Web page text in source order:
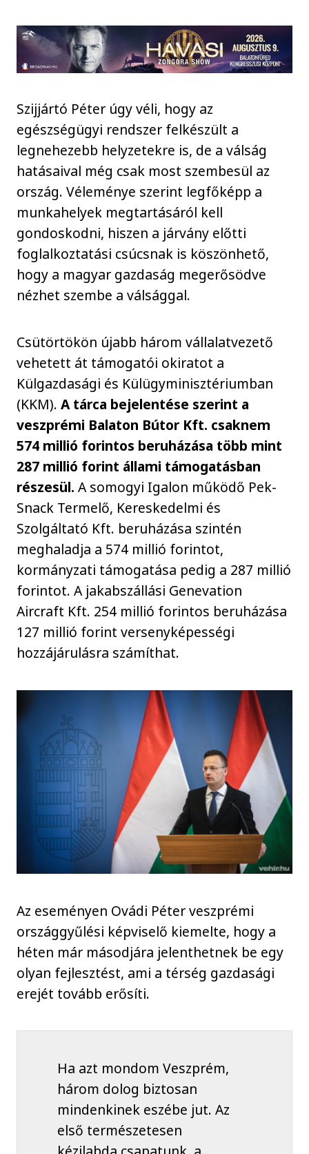
Szijjártó Péter úgy véli, hogy az
egészségügyi rendszer felkészült a
legnehezebb helyzetekre is, de a válság
hatásaival még csak most szembesül az
ország. Véleménye szerint legfőképp a
munkahelyek megtartásáról kell
gondoskodni, hiszen a járvány előtti
foglalkoztatási csúcsnak is köszönhető,
hogy a magyar gazdaság megerősödve
nézhet szembe a válsággal.
Csütörtökön újabb három vállalatvezető
vehetett át támogatói okiratot a
Külgazdasági és Külügyminisztériumban
(KKM).A tárca bejelentése szerint a
veszprémi Balaton Bútor Kft. csaknem
574 millió forintos beruházása több mint
287 millió forint állami támogatásban
részesül. A somogyi Igalon működő Pek-
Snack Termelő, Kereskedelmi és
Szolgáltató Kft. beruházása szintén
meghaladja a 574 millió forintot,
kormányzati támogatása pedig a 287 millió
forintot. A jakabszállási Genevation
Aircraft Kft. 254 millió forintos beruházása
127 millió forint versenyképességi
hozzájárulásra számíthat.
Az eseményen Ovádi Péter veszprémi
országgyűlési képviselő kiemelte, hogy a
héten már másodjára jelenthetnek be egy
olyan fejlesztést, ami a térség gazdasági
erejét tovább erősíti.
Ha azt mondom Veszprém,
három dolog biztosan
mindenkinek eszébe jut. Az
első természetesen